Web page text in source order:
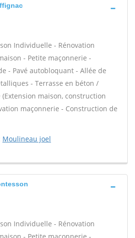
Individuelle - Rénovation
- Petite maçonnerie -
- Pavé autobloquant - Allée de
- Terrasse en béton /
(Extension maison, construction
maçonnerie - Construction de
Moulineau joel
Individuelle - Rénovation